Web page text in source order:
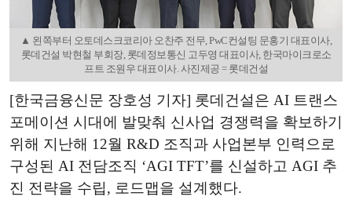
▲ 왼쪽부터 오토데스크코리아 오찬주 전무, PwC컨설팅 문홍기 대표이사,
롯데건설 박현철 부회장, 롯데정보통신 고두영 대표이사, 한국마이크로소
프트 조원우 대표이사. 사진제공 = 롯데건설
[한국금융신문 장호성 기자] 롯데건설은 AI 트랜스
포메이션 시대에 발맞춰 신사업 경쟁력을 확보하기
위해 지난해 12월 R&D 조직과 사업본부 인력으로
구성된 AI 전담조직 ‘AGI TFT’를 신설하고 AGI 추
진 전략을 수립, 로드맵을 설계했다.